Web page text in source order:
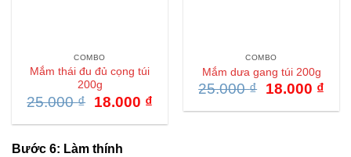
COMBO
Mắm thái đu đủ cọng túi
200g
25.000₫ Giá
là:
25.000 ₫.
18.000 ₫Giá
tại
COMBO
Mắm dưa gang túi 200g
25.000₫ Giá
18.000 ₫Giá
Bước 6: Làm thính